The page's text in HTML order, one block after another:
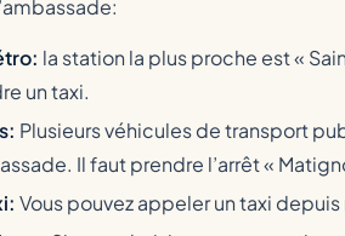
la station la plus proche est «
un taxi.
Plusieurs véhicules de transport
Il faut prendre l’arrêt «
Vous pouvez appeler un taxi